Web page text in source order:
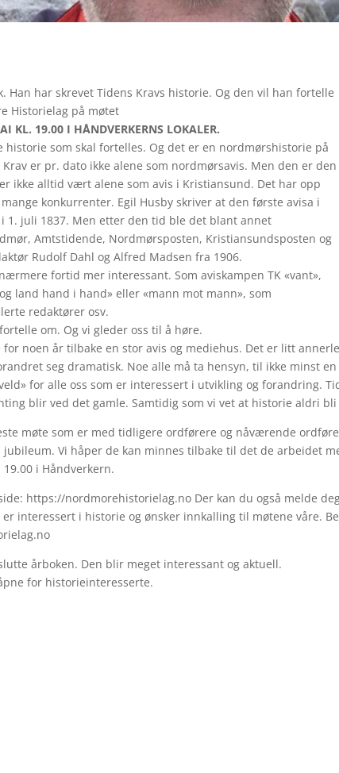
Han har skrevet Tidens Kravs historie. Og den vil han fortelle
Historielag på møtet
KL. 19.00 I HÅNDVERKERNS LOKALER.
historie som skal fortelles. Og det er en nordmørshistorie på
er pr. dato ikke alene som nordmørsavis. Men den er den
ikke alltid vært alene som avis i Kristiansund. Det har opp
konkurrenter. Egil Husby skriver at den første avisa i
1. juli 1837. Men etter den tid ble det blant annet
Amtstidende, Nordmørsposten, Kristiansundsposten og
Rudolf Dahl og Alfred Madsen fra 1906.
fortid mer interessant. Som aviskampen TK «vant»,
land hand i hand» eller «mann mot mann», som
redaktører osv.
om. Og vi gleder oss til å høre.
for noen år tilbake en stor avis og mediehus. Det er litt
seg dramatisk. Noe alle må ta hensyn, til ikke minst en
for alle oss som er interessert i utvikling og forandring.
blir ved det gamle. Samtidig som vi vet at historie aldri
møte som er med tidligere ordførere og nåværende
jubileum. Vi håper de kan minnes tilbake til det de arbeidet
i Håndverkern.
https://nordmorehistorielag.no Der kan du også melde
interessert i historie og ønsker innkalling til møtene våre.
årboken. Den blir meget interessant og aktuell.
for historieinteresserte.